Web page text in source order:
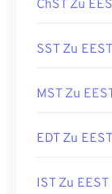
ChST Zu
SST Zu EEST
MST Zu
EDT Zu EEST
IST Zu EEST